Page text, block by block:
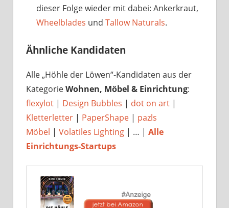
dieser Folge wieder mit dabei: Ankerkraut,
Wheelblades und Tallow Naturals.
Ähnliche Kandidaten
Alle „Höhle der Löwen“-Kandidaten aus der
KategorieWohnen, Möbel & Einrichtung:
flexylot | Design Bubbles | dot on art |
Kletterletter | PaperShape | pazls
Möbel | Volatiles Lighting | … | Alle
Einrichtungs-Startups